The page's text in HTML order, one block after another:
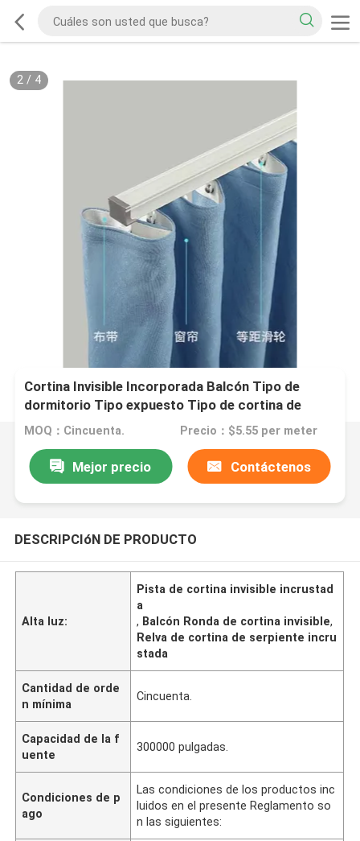
2/ 4
Cortina Invisible Incorporada Balcón Tipo de
dormitorio Tipo expuesto Tipo de cortina de
serpiente
MOQ：Cincuenta. Precio：$5.55 per meter
Mejor precio Contáctenos
DESCRIPCIóN DE PRODUCTO
Alta luz:
Pista de cortina invisible incrustad
a
, Balcón Ronda de cortina invisible,
Relva de cortina de serpiente incru
stada
Cantidad de orde
n mínima
Cincuenta.
Capacidad de la f
uente
300000 pulgadas.
Condiciones de p
ago
Las condiciones de los productos inc
luidos en el presente Reglamento so
n las siguientes: